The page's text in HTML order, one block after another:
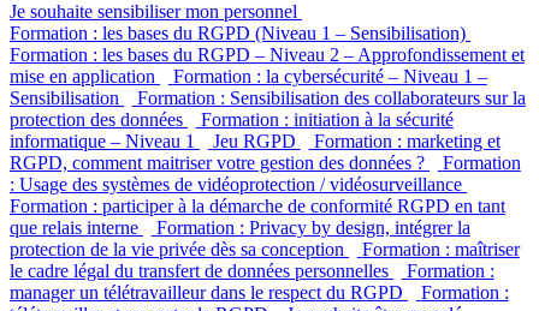
Je souhaite sensibiliser mon personnel
Formation : les bases du RGPD (Niveau 1 – Sensibilisation)
Formation : les bases du RGPD – Niveau 2 – Approfondissement et
mise en application
Formation : la cybersécurité – Niveau 1 –
Sensibilisation
Formation : Sensibilisation des collaborateurs sur la
protection des données
Formation : initiation à la sécurité
informatique – Niveau 1
Jeu RGPD
Formation : marketing et
RGPD, comment maitriser votre gestion des données ?
Formation
: Usage des systèmes de vidéoprotection / vidéosurveillance
Formation : participer à la démarche de conformité RGPD en tant
que relais interne
Formation : Privacy by design, intégrer la
protection de la vie privée dès sa conception
Formation : maîtriser
le cadre légal du transfert de données personnelles
Formation :
manager un télétravailleur dans le respect du RGPD
Formation :